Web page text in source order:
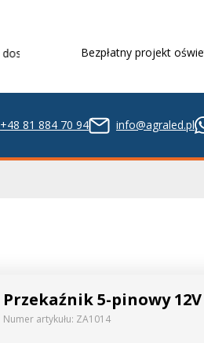
3 dni robocze Bezpłatny projekt
+48 81 884 70 94 info@agraled.pl
Przekaźnik 5-pinowy 12V
Numer artykułu: ZA1014